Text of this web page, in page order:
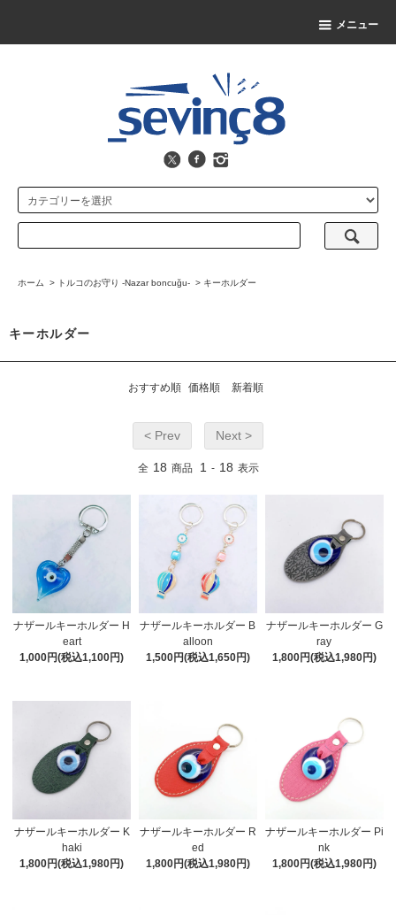
メニュー
ホーム > トルコのお守り -Nazar boncuğu- > キーホルダー
キーホルダー
おすすめ順 価格順 新着順
< Prev Next >
全 18 商品 1 - 18 表示
ナザールキーホルダー H
eart
1,000円(税込1,100円)
ナザールキーホルダー B
alloon
1,500円(税込1,650円)
ナザールキーホルダー G
ray
1,800円(税込1,980円)
ナザールキーホルダー K
haki
1,800円(税込1,980円)
ナザールキーホルダー R
ed
1,800円(税込1,980円)
ナザールキーホルダー Pi
nk
1,800円(税込1,980円)